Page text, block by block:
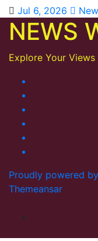
Jul 6, 2026
NEWS
Explore Your Views
Proudly powered
Themeansar.